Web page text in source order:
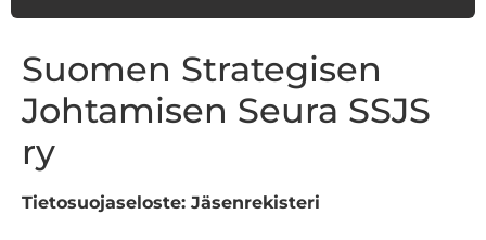
Suomen Strategisen
Johtamisen Seura SSJS
ry
Tietosuojaseloste: Jäsenrekisteri